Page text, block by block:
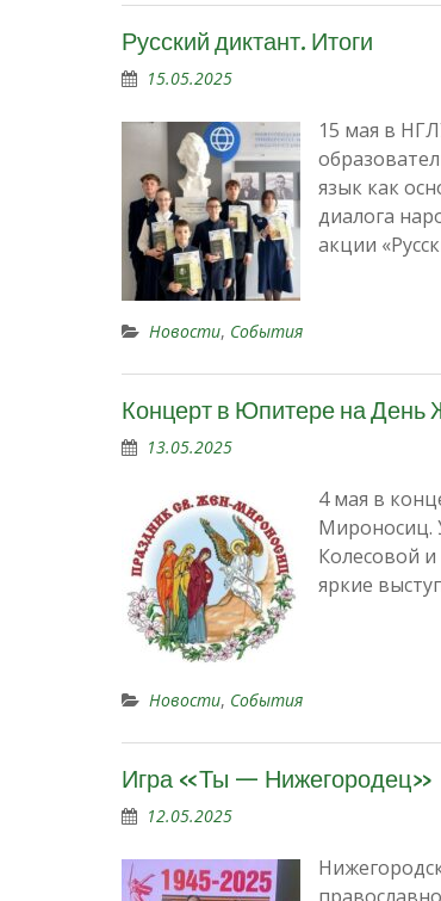
Русский диктант. Итоги
15.05.2025
15 мая в
язык как
диалога
акции
Новости, События
Концерт в Юпитере на
13.05.2025
4 мая в
Мироносиц.
Колесовой
яркие
Новости, События
Игра «Ты — Нижегородец»
12.05.2025